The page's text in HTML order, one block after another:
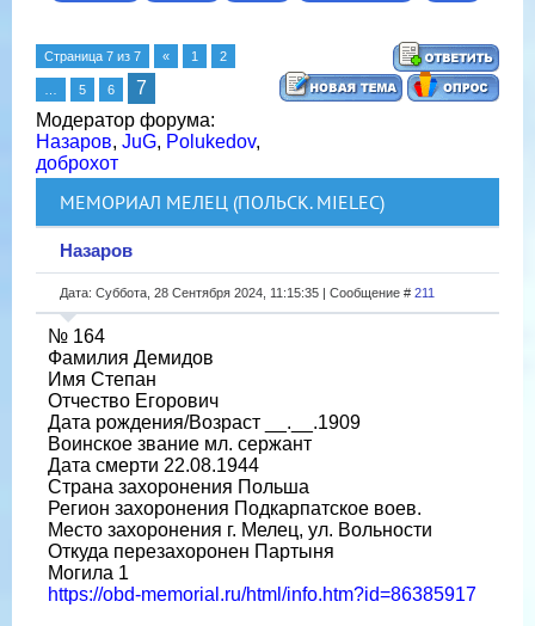
Страница 7 из 7 « 1 2
5 6
7
Модератор форума:
Назаров, JuG, Polukedov,
доброхот
МЕМОРИАЛ МЕЛЕЦ (ПОЛЬСК. MIELEC)
Назаров
Дата: Суббота, 28 Сентября 2024, 11:15:35 | Сообщение # 211
№ 164
Фамилия Демидов
Имя Степан
Отчество Егорович
Дата рождения/Возраст __.__.1909
Воинское звание мл. сержант
Дата смерти 22.08.1944
Страна захоронения Польша
Регион захоронения Подкарпатское воев.
Место захоронения г. Мелец, ул. Вольности
Откуда перезахоронен Партыня
Могила 1
https://obd-memorial.ru/html/info.htm?id=86385917